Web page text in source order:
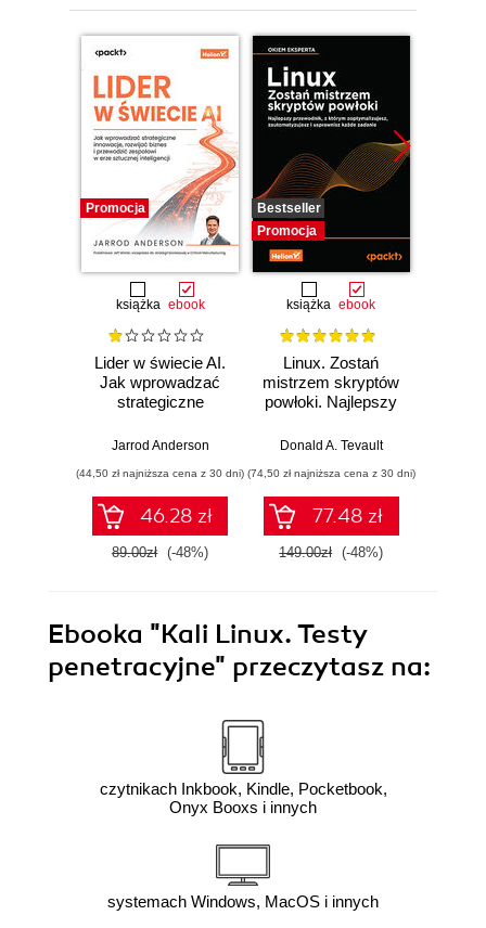
Promocja
książka ebook
Lider w świecie AI.
Jak wprowadzać
strategiczne
biznes i
zespołowi w erze
sztucznej
inteligencji
Jarrod Anderson
(44,50 zł najniższa cena z 30 dni)
46.28 zł
89.00zł (-48%)
Bestseller
Promocja
książka ebook
Linux. Zostań
mistrzem skryptów
powłoki. Najlepszy
którym
zautomatyzujesz i
usprawnisz każde
zadanie
Donald A. Tevault
(74,50 zł najniższa cena z 30 dni)
77.48 zł
149.00zł (-48%)
Ebooka "Kali Linux. Testy
penetracyjne" przeczytasz na:
czytnikach Inkbook, Kindle, Pocketbook,
Onyx Booxs i innych
systemach Windows, MacOS i innych